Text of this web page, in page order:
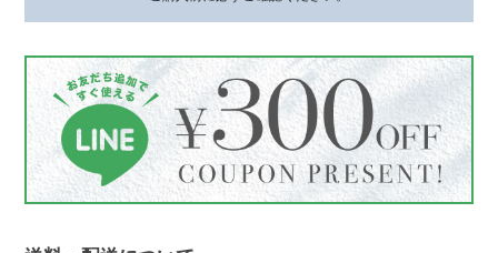
いです。 身につけていて、褒めていた
シーンをお届けできたことが何より励み
です。 梱包についてもお言葉をいただ
き、ありがとうございます。これからも
丁寧にお届けしてまいります😊